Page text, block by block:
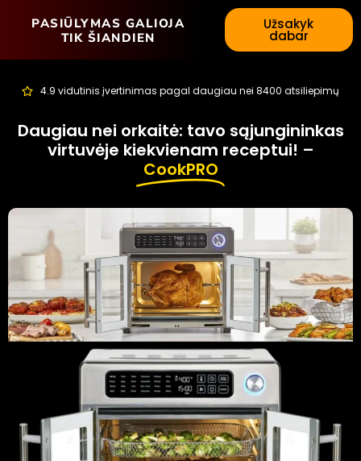
PASIŪLYMAS GALIOJA
TIK ŠIANDIEN
Užsakyk
dabar
4.9 vidutinis įvertinimas pagal daugiau nei 8400 atsiliepimų
Daugiau nei orkaitė: tavo sąjungininkas
virtuvėje kiekvienam receptui! –
CookPRO